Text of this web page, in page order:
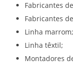
Fabricantes
Fabricantes
Linha marrom;
Linha têxtil;
Montadores